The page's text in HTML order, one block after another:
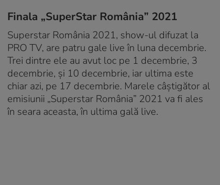
Finala „SuperStar România” 2021
Superstar România 2021, show-ul difuzat la
PRO TV, are patru gale live în luna decembrie.
Trei dintre ele au avut loc pe 1 decembrie, 3
decembrie, și 10 decembrie, iar ultima este
chiar azi, pe 17 decembrie. Marele câștigător al
emisiunii „Superstar România” 2021 va fi ales
în seara aceasta, în ultima gală live.